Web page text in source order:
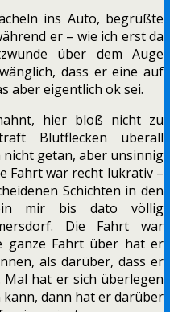
ins Auto, begrüßte
er – wie ich erst da
über dem Auge
dass er eine auf
aber eigentlich ok sei.
hier bloß nicht zu
Blutflecken überall
nicht getan, aber unsinnig
Fahrt war recht lukrativ –
Schichten in den
mir bis dato völlig
Die Fahrt war
ganze Fahrt über hat er
als darüber, dass er
Mal hat er sich überlegen
dann hat er darüber